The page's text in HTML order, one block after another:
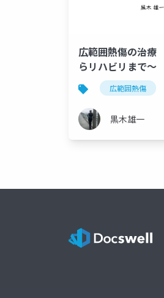
広範囲熱傷の治
らリハビリまで～
広範囲熱傷
黒木雄一